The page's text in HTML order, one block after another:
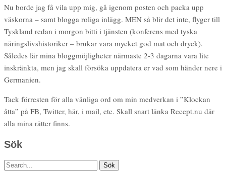
Nu borde jag få vila upp mig, gå igenom posten och packa upp
väskorna – samt blogga roliga inlägg. MEN så blir det inte, flyger till
Tyskland redan i morgon bitti i tjänsten (konferens med tyska
näringslivshistoriker – brukar vara mycket god mat och dryck).
Således lär mina bloggmöjligheter närmaste 2-3 dagarna vara lite
inskränkta, men jag skall försöka uppdatera er vad som händer nere i
Germanien.
Tack förresten för alla vänliga ord om min medverkan i ”Klockan
åtta” på FB, Twitter, här, i mail, etc. Skall snart länka Recept.nu där
alla mina rätter finns.
Sök
Sök